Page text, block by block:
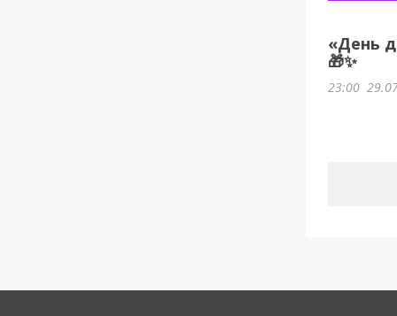
«День
🎁✨
23:00